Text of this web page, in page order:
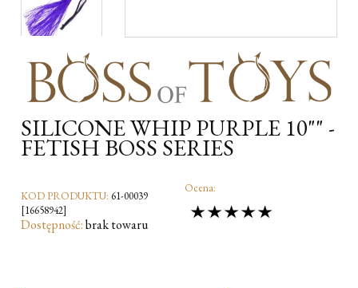
SILICONE WHIP PURPLE 10"" -
FETISH BOSS SERIES
KOD PRODUKTU: 61-00039
[16658942]
Dostępność:brak towaru
Ocena: